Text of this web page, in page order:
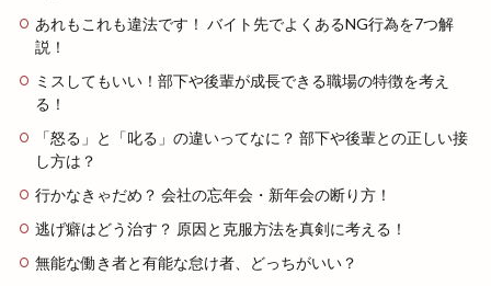
あれもこれも違法です！ バイト先でよくあるNG行為を7つ解
説！
ミスしてもいい！部下や後輩が成長できる職場の特徴を考え
る！
「怒る」と「叱る」の違いってなに？ 部下や後輩との正しい接
し方は？
行かなきゃだめ？ 会社の忘年会・新年会の断り方！
逃げ癖はどう治す？ 原因と克服方法を真剣に考える！
無能な働き者と有能な怠け者、どっちがいい？